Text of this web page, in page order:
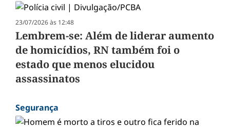
23/07/2026 às 12:48
Lembrem-se: Além de liderar aumento
de homicídios, RN também foi o
estado que menos elucidou
assassinatos
Segurança